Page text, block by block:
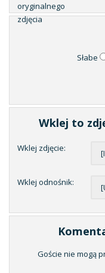
oryginalnego
zdjęcia
Słabe
Wklej to
Wklej zdjęcie:
Wklej odnośnik:
Goście nie mogą